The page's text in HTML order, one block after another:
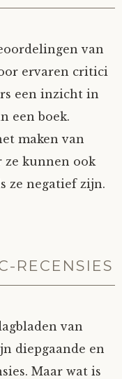
van
ervaren critici
een inzicht in
een boek.
maken van
ze kunnen ook
ze negatief zijn.
RECENSIES
van
diepgaande en
Maar wat is